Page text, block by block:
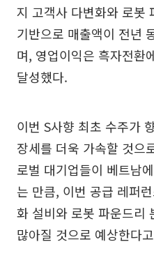
지 고객사 다변화와 로봇
기반으로 매출액이 전년
며, 영업이익은 흑자전환
달성했다.
이번 S사향 최초 수주가
장세를 더욱 가속할 것으
로벌 대기업들이 베트남
는 만큼, 이번 공급 레퍼
화 설비와 로봇 파운드리
많아질 것으로 예상한다